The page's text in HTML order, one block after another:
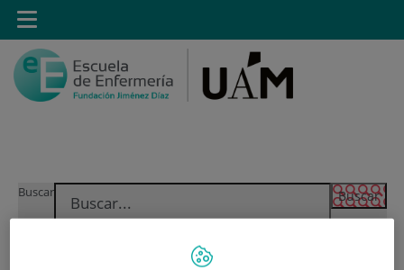
Saltar al contenido
SaltarBuscar
Toggle
navigation